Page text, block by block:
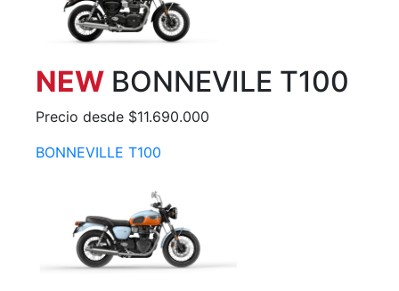
NEW BONNEVILE T100
Precio desde $11.690.000
BONNEVILLE T100